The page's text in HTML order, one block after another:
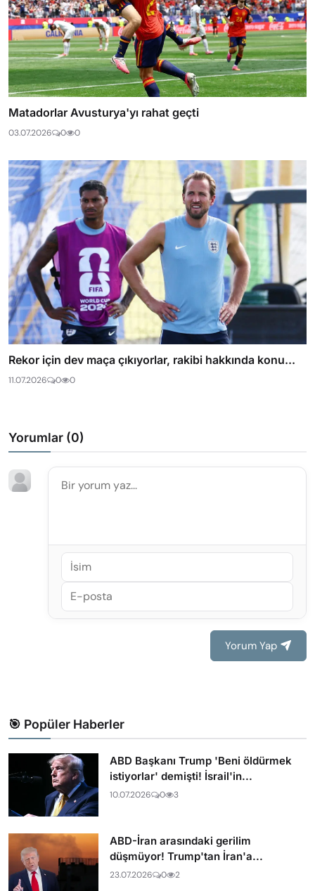
Matadorlar Avusturya'yı rahat geçti
03.07.2026 0 0
Rekor için dev maça çıkıyorlar, rakibi hakkında konu...
11.07.2026 0 0
Yorumlar (0)
Yorum Yap
🎯 Popüler Haberler
ABD Başkanı Trump 'Beni öldürmek
istiyorlar' demişti! İsrail'in...
10.07.2026 0 3
ABD-İran arasındaki gerilim
düşmüyor! Trump'tan İran'a...
23.07.2026 0 2